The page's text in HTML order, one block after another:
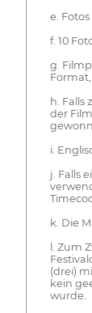
e.
f. 10
g.
Format,
h. Falls
der
i.
j. Falls
k. Die
l. Zum
(drei)
kein
wurde.